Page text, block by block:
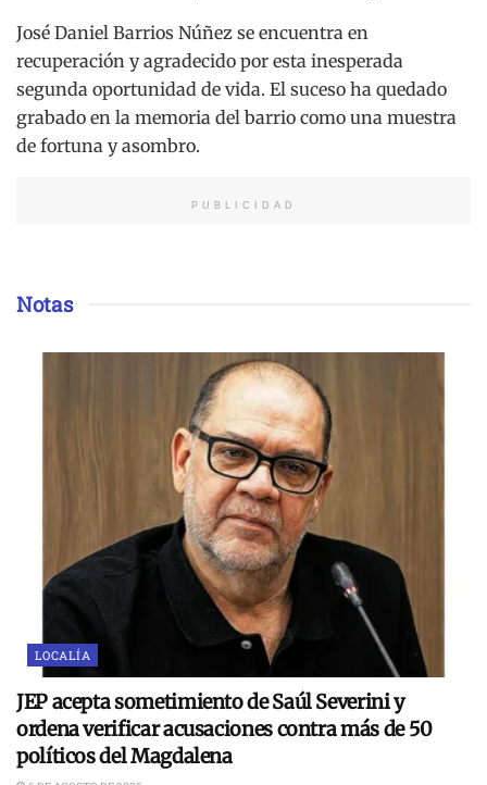
José Daniel Barrios Núñez se encuentra en
recuperación y agradecido por esta inesperada
segunda oportunidad de vida. El suceso ha quedado
grabado en la memoria del barrio como una muestra
de fortuna y asombro.
PUBLICIDAD
Notas
LOCALÍA
JEP acepta sometimiento de Saúl Severini y
ordena verificar acusaciones contra más de 50
políticos del Magdalena